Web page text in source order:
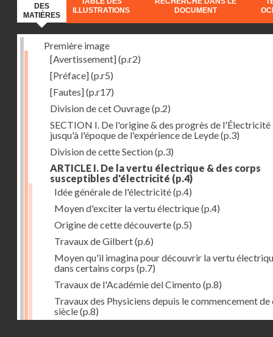
DES
MATIÈRES
ILLUSTRATIONS
DOCUMENT
Première image
[Avertissement](p.r2)
[Préface](p.r5)
[Fautes](p.r17)
Division de cet Ouvrage(p.2)
SECTION I. De l'origine & des progrès de l'Électricité
jusqu'à l'époque de l'expérience de Leyde(p.3)
Division de cette Section(p.3)
ARTICLE I. De la vertu électrique & des corps
susceptibles d'électricité (p.4)
Idée générale de l'électricité(p.4)
Moyen d'exciter la vertu électrique(p.4)
Origine de cette découverte(p.5)
Travaux de Gilbert(p.6)
Moyen qu'il imagina pour découvrir la vertu
dans certains corps (p.7)
Travaux de l'Académie del Cimento (p.8)
Travaux des Physiciens depuis le commencement de
siècle(p.8)